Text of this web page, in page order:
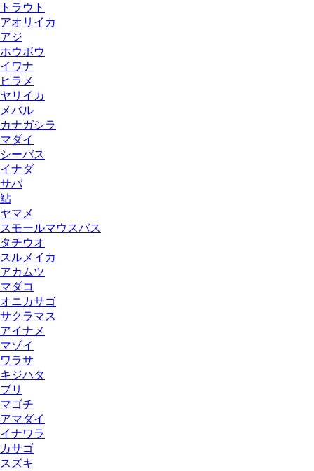
トラウト
アオリイカ
アジ
ホウボウ
イワナ
ヒラメ
ヤリイカ
メバル
カナガシラ
マダイ
シーバス
イナダ
サバ
鮎
ヤマメ
スモールマウスバス
タチウオ
スルメイカ
アカムツ
マダコ
オニカサゴ
サクラマス
アイナメ
マゾイ
ワラサ
キジハタ
ブリ
マゴチ
アマダイ
イナワラ
カサゴ
スズキ